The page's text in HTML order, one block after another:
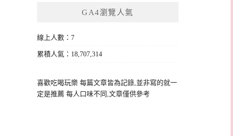
GA4瀏覽人氣
線上人數：7
累積人氣：18,707,314
喜歡吃喝玩樂 每篇文章皆為記錄,並非寫的就一
定是推薦 每人口味不同,文章僅供參考